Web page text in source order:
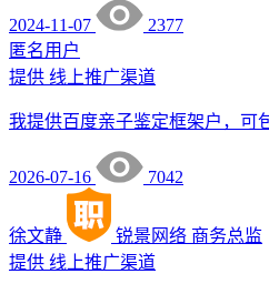
2024-11-07
2377
匿名用户
提供 线上推广渠道
我提供百度亲子鉴定框架户，可
2026-07-16 7042
徐文静 锐景网络 商务总监
提供 线上推广渠道